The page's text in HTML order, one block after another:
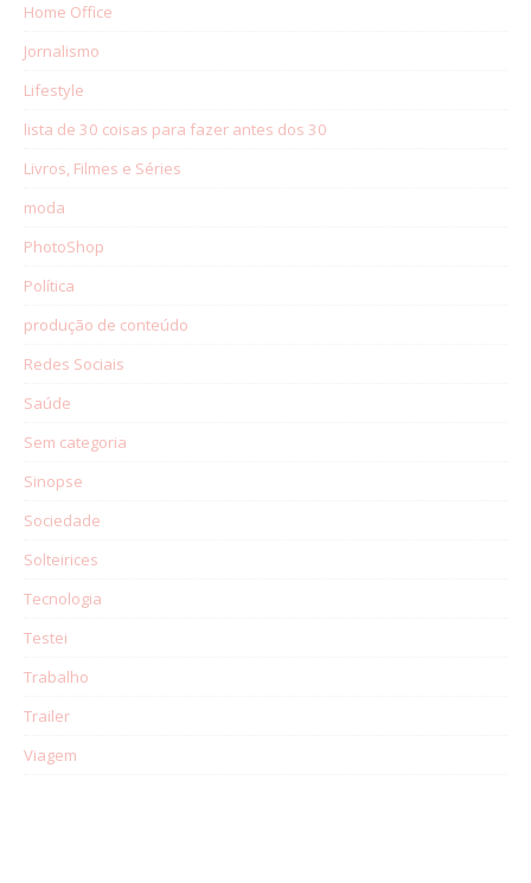
Home Office
Jornalismo
Lifestyle
lista de 30 coisas para fazer antes dos 30
Livros, Filmes e Séries
moda
PhotoShop
Política
produção de conteúdo
Redes Sociais
Saúde
Sem categoria
Sinopse
Sociedade
Solteirices
Tecnologia
Testei
Trabalho
Trailer
Viagem